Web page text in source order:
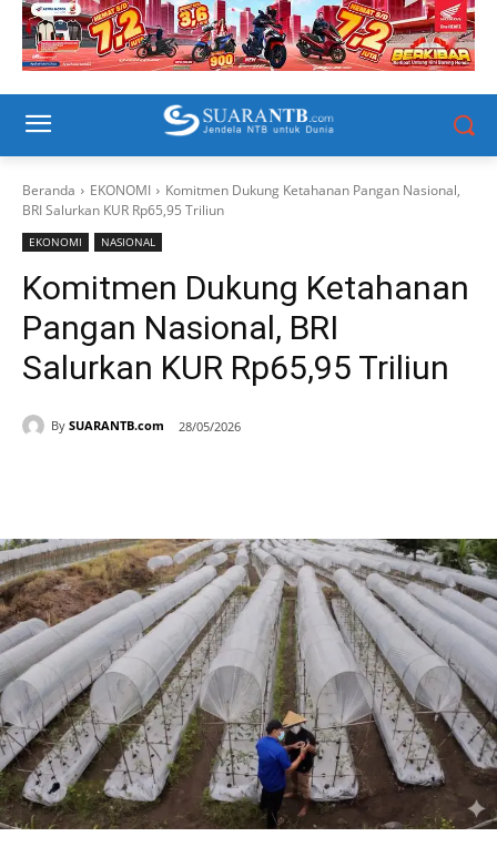
Beranda EKONOMI
Komitmen Dukung Ketahanan Pangan Nasional,
BRI Salurkan KUR Rp65,95 Triliun
EKONOMI NASIONAL
Komitmen Dukung Ketahanan
Pangan Nasional, BRI
Salurkan KUR Rp65,95 Triliun
By SUARANTB.com 28/05/2026